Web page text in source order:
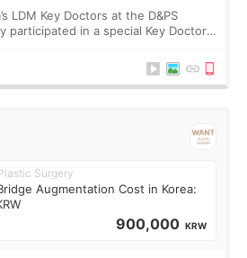
LDM Key Doctors at the D&PS
participated in a special Key Doctor
for p
Surgery
Augmentation Cost in Korea:
900,000 KRW